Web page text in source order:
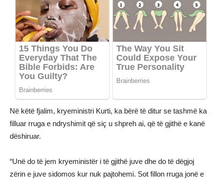
Në këtë fjalim, kryeministri Kurti, ka bërë të ditur se tashmë ka
filluar rruga e ndryshimit që siç u shpreh ai, që të gjithë e kanë
dëshiruar.
“Unë do të jem kryeministër i të gjithë juve dhe do të dëgjoj
zërin e juve sidomos kur nuk pajtohemi. Sot fillon rruga jonë e